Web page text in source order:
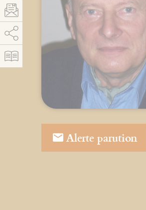
Alerte parution
AddThis está deshabilitado. Permitir